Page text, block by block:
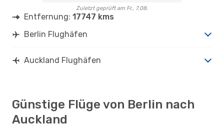
Zuletzt geprüft am Fr., 7.08.
Entfernung: 17747 kms
Berlin Flughäfen
Auckland Flughäfen
Günstige Flüge von Berlin nach
Auckland